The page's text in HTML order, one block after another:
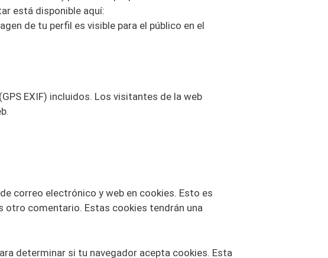
está disponible aquí:
de tu perfil es visible para el público en el
EXIF) incluidos. Los visitantes de la web
correo electrónico y web en cookies. Esto es
otro comentario. Estas cookies tendrán una
determinar si tu navegador acepta cookies. Esta